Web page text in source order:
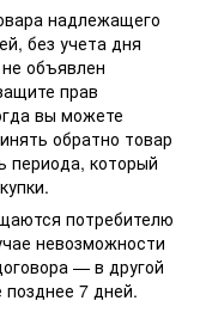
надлежащего
без учета дня
объявлен
прав
вы можете
обратно товар
периода, который
потребителю
невозможности
— в другой
позднее 7 дней.